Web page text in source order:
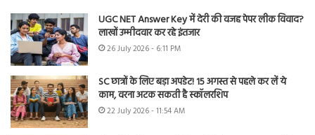
UGC NET Answer Key में देरी की वजह पेपर लीक विवाद?
लाखों उम्मीदवार कर रहे इंतजार
26 July 2026 - 6:11 PM
SC छात्रों के लिए बड़ा अपडेट! 15 अगस्त से पहले कर लें ये
काम, वरना अटक सकती है स्कॉलरशिप
22 July 2026 - 11:54 AM